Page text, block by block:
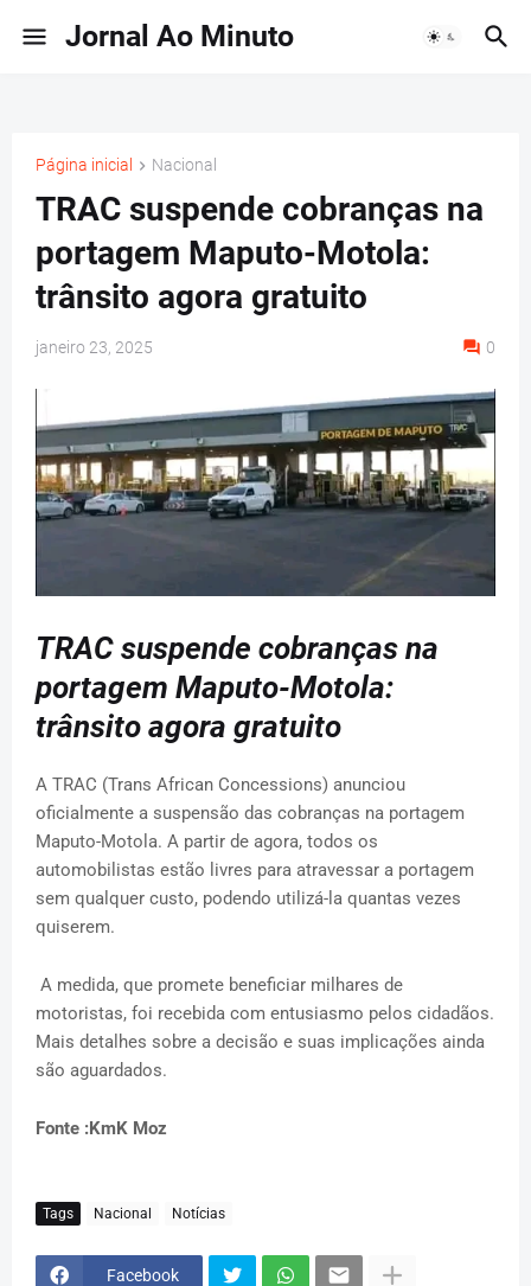
Jornal Ao Minuto
Página inicial Nacional
TRAC suspende cobranças na
portagem Maputo-Motola:
trânsito agora gratuito
janeiro 23, 2025 0
TRAC suspende cobranças na
portagem Maputo-Motola:
trânsito agora gratuito
A TRAC (Trans African Concessions) anunciou
oficialmente a suspensão das cobranças na portagem
Maputo-Motola. A partir de agora, todos os
automobilistas estão livres para atravessar a portagem
sem qualquer custo, podendo utilizá-la quantas vezes
quiserem.
A medida, que promete beneficiar milhares de
motoristas, foi recebida com entusiasmo pelos cidadãos.
Mais detalhes sobre a decisão e suas implicações ainda
são aguardados.
Fonte :KmK Moz
Tags Nacional Notícias
Facebook